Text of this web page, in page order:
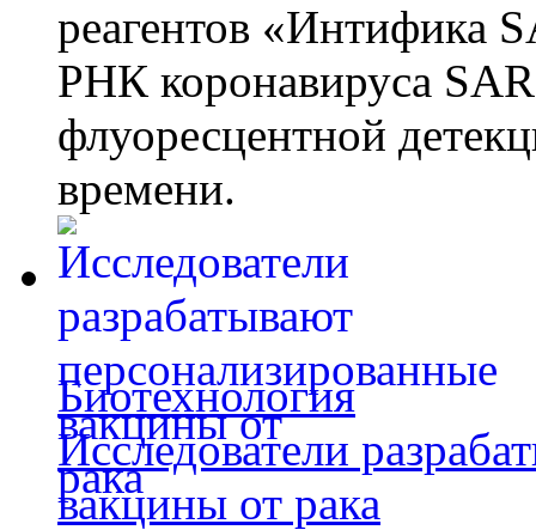
реагентов «Интифика
РНК коронавируса
флуоресцентной
времени.
Биотехнология
Исследователи
вакцины от рака